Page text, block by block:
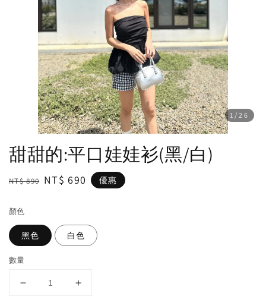
1 /26
甜甜的:平口娃娃衫(黑/白)
Regular
NT$ 890 Sale
NT$ 690 優惠
顏色
黑色 白色
數量